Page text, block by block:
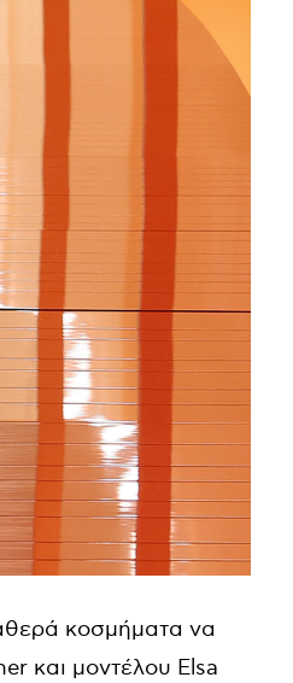
κοσμήματα να
και μοντέλου Elsa